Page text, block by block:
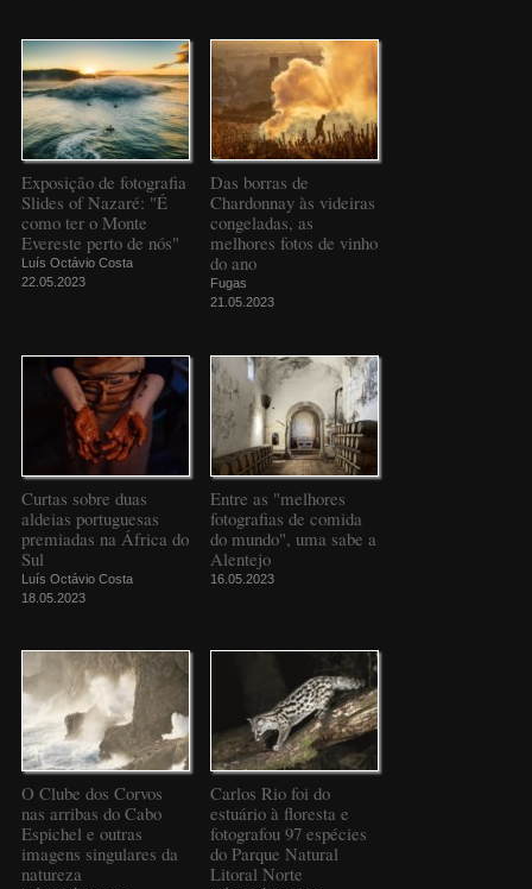
Exposição de fotografia
Slides of Nazaré: "É
como ter o Monte
Evereste perto de nós"
Luís Octávio Costa
22.05.2023
Das borras de
Chardonnay às videiras
congeladas, as
melhores fotos de vinho
do ano
Fugas
21.05.2023
Curtas sobre duas
aldeias portuguesas
premiadas na África do
Sul
Luís Octávio Costa
18.05.2023
Entre as "melhores
fotografias de comida
do mundo", uma sabe a
Alentejo
16.05.2023
O Clube dos Corvos
nas arribas do Cabo
Espichel e outras
imagens singulares da
natureza
Carlos Rio foi do
estuário à floresta e
fotografou 97 espécies
do Parque Natural
Litoral Norte